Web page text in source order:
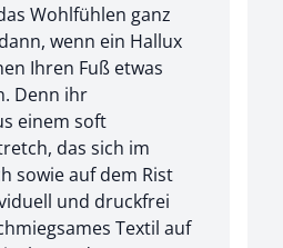
Wohlfühlen ganz
wenn ein Hallux
Ihren Fuß etwas
Denn ihr
einem soft
das sich im
sowie auf dem Rist
und druckfrei
Textil auf